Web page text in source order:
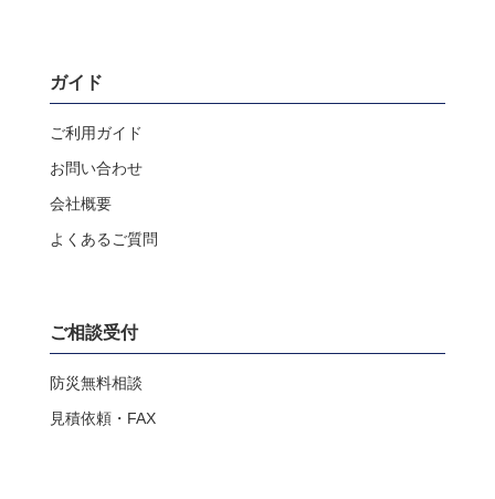
ガイド
ご利用ガイド
お問い合わせ
会社概要
よくあるご質問
ご相談受付
防災無料相談
見積依頼・FAX